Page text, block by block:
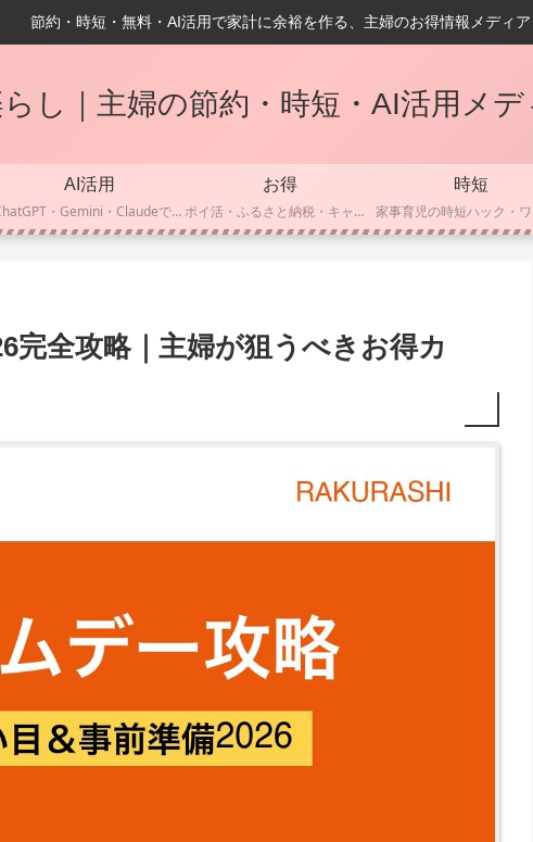
節約・時短・無料・AI活用で家計に余裕を作る、主婦のお得情報メディア
し｜主婦の節約・時短・AI活用メデ
AI活用
ChatGPT・Gemini・Claudeで暮らしをラクに
お得
ポイ活・ふるさと納税・キャッシュレスでお得に賢く
時短
完全攻略｜主婦が狙うべきお得カ